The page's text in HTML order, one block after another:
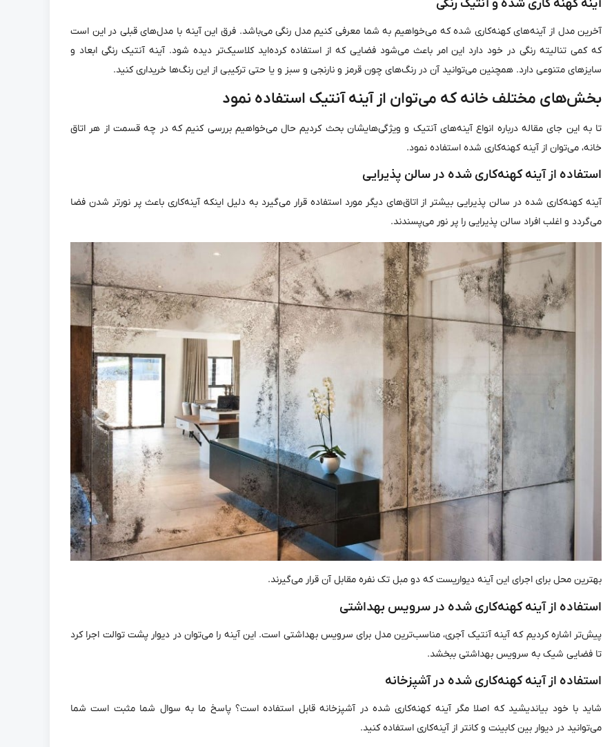
آینه کهنه کاری شده و آنتیک رنگی
آخرین مدل از آینه‌های کهنه‌کاری شده که می‌خواهیم به شما معرفی کنیم مدل رنگی می‌باشد. فرق این آینه با مدل‌های قبلی در این است
که کمی تنالیته رنگی در خود دارد این امر باعث می‌شود فضایی که از استفاده کرده‌اید کلاسیک‌تر دیده شود. آینه آنتیک رنگی ابعاد و
سایزهای متنوعی دارد. همچنین می‌توانید آن در رنگ‌های چون قرمز و نارنجی و سبز و یا حتی ترکیبی از این رنگ‌ها خریداری کنید.
بخش‌های مختلف خانه که می‌توان از آینه آنتیک استفاده نمود
تا به این جای مقاله درباره انواع آینه‌های آنتیک و ویژگی‌هایشان بحث کردیم حال می‌خواهیم بررسی کنیم که در چه قسمت از هر اتاق
خانه، می‌توان از آینه کهنه‌کاری شده استفاده نمود.
استفاده از آینه کهنه‌کاری شده در سالن پذیرایی
آینه‌ کهنه‌کاری شده در سالن پذیرایی بیشتر از اتاق‌های دیگر مورد استفاده قرار می‌گیرد به دلیل اینکه آینه‌کاری باعث پر نورتر شدن فضا
می‌گردد و اغلب افراد سالن‌ پذیرایی را پر نور می‌پسندند.
بهترین محل برای اجرای این آینه دیواریست که دو مبل تک نفره مقابل آن قرار می‌گیرند.
استفاده از آینه کهنه‌کاری شده در سرویس بهداشتی
پیش‌تر اشاره کردیم که آینه آنتیک آجری، مناسب‌ترین مدل برای سرویس بهداشتی است. این آینه را می‌توان در دیوار پشت توالت اجرا کرد
تا فضایی شیک به سرویس بهداشتی ببخشد.
استفاده از آینه کهنه‌کاری شده در آشپزخانه
شاید با خود بیاندیشید که اصلا مگر آینه کهنه‌کاری شده در آشپزخانه قابل استفاده است؟ پاسخ ما به سوال شما مثبت است شما
می‌توانید در دیوار بین کابینت و کانتر از آینه‌کاری استفاده کنید.